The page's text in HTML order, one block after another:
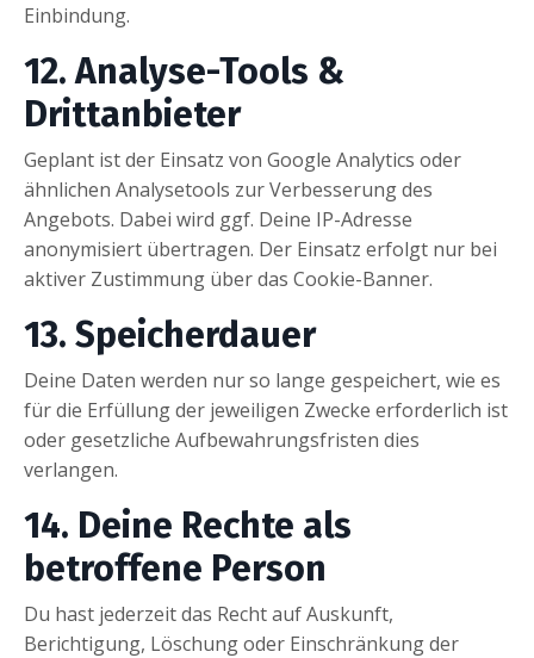
Einbindung.
12. Analyse-Tools &
Drittanbieter
Geplant ist der Einsatz von Google Analytics oder
ähnlichen Analysetools zur Verbesserung des
Angebots. Dabei wird ggf. Deine IP-Adresse
anonymisiert übertragen. Der Einsatz erfolgt nur bei
aktiver Zustimmung über das Cookie-Banner.
13. Speicherdauer
Deine Daten werden nur so lange gespeichert, wie es
für die Erfüllung der jeweiligen Zwecke erforderlich ist
oder gesetzliche Aufbewahrungsfristen dies
verlangen.
14. Deine Rechte als
betroffene Person
Du hast jederzeit das Recht auf Auskunft,
Berichtigung, Löschung oder Einschränkung der